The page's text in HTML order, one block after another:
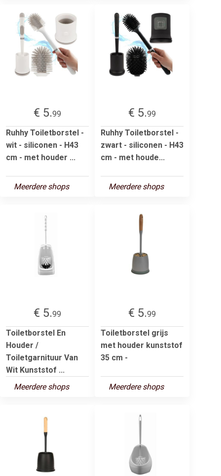
€ 5.99
Ruhhy Toiletborstel -
wit - siliconen - H43
cm - met houder ...
Meerdere shops
€ 5.99
Ruhhy Toiletborstel -
zwart - siliconen - H43
cm - met houde...
Meerdere shops
€ 5.99
Toiletborstel En
Houder /
Toiletgarnituur Van
Wit Kunststof ...
Meerdere shops
€ 5.99
Toiletborstel grijs
met houder kunststof
35 cm -
Meerdere shops